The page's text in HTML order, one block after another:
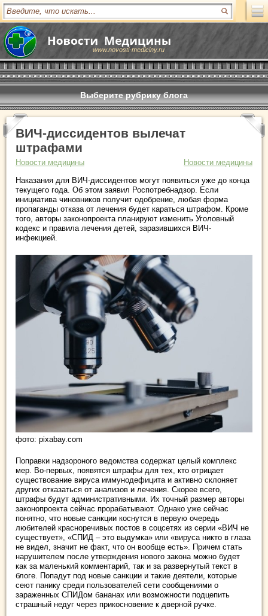
www.novosti-mediciny.ru
Выберите рубрику блога
ВИЧ-диссидентов вылечат
штрафами
Новости медицины
Новости медицины
Наказания для ВИЧ-диссидентов могут появиться уже до конца
текущего года. Об этом заявил Роспотребнадзор. Если
инициатива чиновников получит одобрение, любая форма
пропаганды отказа от лечения будет караться штрафом. Кроме
того, авторы законопроекта планируют изменить Уголовный
кодекс и правила лечения детей, заразившихся ВИЧ-
инфекцией.
фото: pixabay.com
Поправки надзороного ведомства содержат целый комплекс
мер. Во-первых, появятся штрафы для тех, кто отрицает
существование вируса иммунодефицита и активно склоняет
других отказаться от анализов и лечения. Скорее всего,
штрафы будут административными. Их точный размер авторы
законопроекта сейчас прорабатывают. Однако уже сейчас
понятно, что новые санкции коснутся в первую очередь
любителей красноречивых постов в соцсетях из серии «ВИЧ не
существует», «СПИД – это выдумка» или «вируса никто в глаза
не видел, значит не факт, что он вообще есть». Причем стать
нарушителем после утверждения нового закона можно будет
как за маленький комментарий, так и за развернутый текст в
блоге. Попадут под новые санкции и такие деятели, которые
сеют панику среди пользователей сети сообщениями о
зараженных СПИДом бананах или возможности подцепить
страшный недуг через прикосновение к дверной ручке.